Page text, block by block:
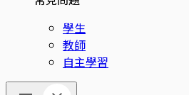
學生
教師
自主學習